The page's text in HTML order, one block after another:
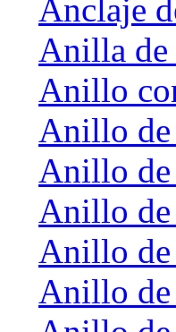
Anclaje
Anilla de
Anillo
Anillo de
Anillo de
Anillo de
Anillo de
Anillo de